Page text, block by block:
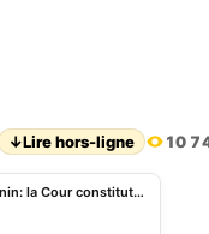
↓Lire hors-ligne 10
Présidentielle 2026 au Bénin: la Cour constitutionnelle lance le recrutement de ses délégués